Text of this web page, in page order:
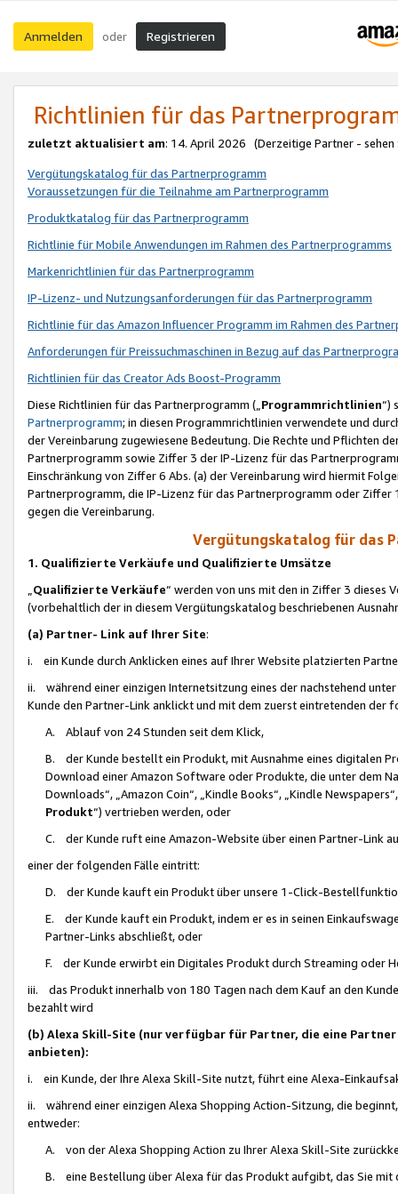
Anmelden oder Registrieren
Richtlinien für das
zuletzt aktualisiert am: 14. April 2026 (Derzeitige Partner - sehen
Vergütungskatalog für das Partnerprogramm
Voraussetzungen für die Teilnahme am Partnerprogramm
Produktkatalog für das Partnerprogramm
Richtlinie für Mobile Anwendungen im Rahmen des Partnerprogramms
Markenrichtlinien für das Partnerprogramm
IP-Lizenz- und Nutzungsanforderungen für das Partnerprogramm
Richtlinie für das Amazon Influencer Programm im Rahmen des
Anforderungen für Preissuchmaschinen in Bezug auf das
Richtlinien für das Creator Ads Boost-Programm
Diese Richtlinien für das Partnerprogramm („Programmrichtlinien“)
Partnerprogramm; in diesen Programmrichtlinien verwendete und
der Vereinbarung zugewiesene Bedeutung. Die Rechte und Pflichten
Partnerprogramm sowie Ziffer 3 der IP-Lizenz für das
Einschränkung von Ziffer 6 Abs. (a) der Vereinbarung wird hiermit
Partnerprogramm, die IP-Lizenz für das Partnerprogramm oder
gegen die Vereinbarung.
Vergütungskatalog für das
1. Qualifizierte Verkäufe und Qualifizierte Umsätze
Qualifizierte Verkäufe“ werden von uns mit den in Ziffer 3
(vorbehaltlich der in diesem Vergütungskatalog beschriebenen
(a) Partner- Link auf Ihrer Site:
i. ein Kunde durch Anklicken eines auf Ihrer Website platzierten
ii. während einer einzigen Internetsitzung eines der nachstehend
Kunde den Partner-Link anklickt und mit dem zuerst eintretenden der
A. Ablauf von 24 Stunden seit dem Klick,
B. der Kunde bestellt ein Produkt, mit Ausnahme eines digitalen
Download einer Amazon Software oder Produkte, die unter dem
Downloads“, „Amazon Coin“, „Kindle Books“, „Kindle
Produkt“) vertrieben werden, oder
C. der Kunde ruft eine Amazon-Website über einen Partner-Link
einer der folgenden Fälle eintritt:
D. der Kunde kauft ein Produkt über unsere 1-Click-
E. der Kunde kauft ein Produkt, indem er es in seinen
Partner-Links abschließt, oder
F. der Kunde erwirbt ein Digitales Produkt durch Streaming oder
iii. das Produkt innerhalb von 180 Tagen nach dem Kauf an den
bezahlt wird
(b) Alexa Skill-Site (nur verfügbar für Partner, die eine
anbieten):
i. ein Kunde, der Ihre Alexa Skill-Site nutzt, führt eine Alexa-
ii. während einer einzigen Alexa Shopping Action-Sitzung, die
entweder:
A. von der Alexa Shopping Action zu Ihrer Alexa Skill-Site
B. eine Bestellung über Alexa für das Produkt aufgibt, das Sie mit